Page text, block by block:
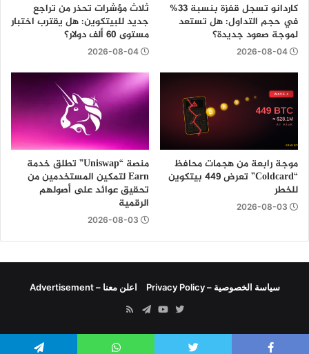
كاردانو تسجل قفزة بنسبة 33%
في حجم التداول: هل تستعد
لموجة صعود جديدة؟
2026-08-04
ثلاث مؤشرات تحذر من تراجع
جديد للبيتكوين: هل يقترب اختبار
مستوى 60 ألف دولار؟
2026-08-04
موجة رابعة من هجمات محافظ
“Coldcard” تعرض 449 بيتكوين
للخطر
2026-08-03
منصة “Uniswap” تطلق خدمة
Earn لتمكين المستخدمين من
تحقيق عوائد على أصولهم
الرقمية
2026-08-03
سياسة الخصوصية – Privacy Policy اعلن معنا – Advertisement